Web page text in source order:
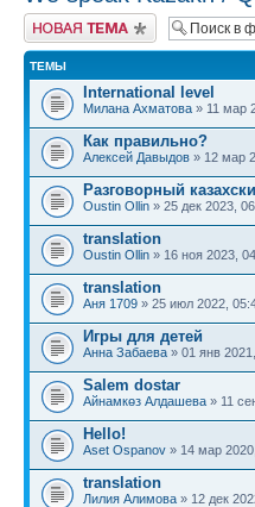
Новая тема
ТЕМЫ
International level
Милана Ахматова » 11 мар
Как правильно?
Алексей Давыдов » 12 мар
Разговорный
Oustin Ollin » 25 дек 2023,
translation
Oustin Ollin » 16 ноя 2023,
translation
Аня 1709 » 25 июл 2022,
Игры для детей
Анна Забаева » 01 янв
Salem dostar
Айнамкөз Алдашева » 11
Hello!
Aset Ospanov » 14 мар
translation
Лилия Алимова » 12 дек